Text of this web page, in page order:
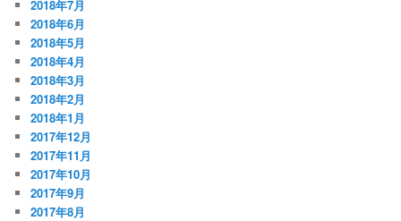
2018年7月
2018年6月
2018年5月
2018年4月
2018年3月
2018年2月
2018年1月
2017年12月
2017年11月
2017年10月
2017年9月
2017年8月